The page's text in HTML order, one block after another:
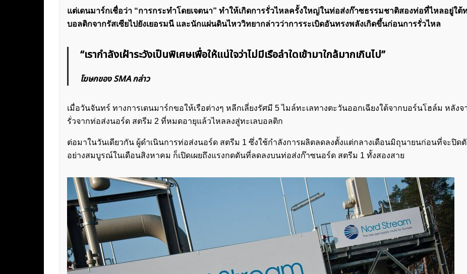
แต่เดนมาร์กเชื่อว่า “การกระทำโดยเจตนา” ทำให้เกิดการรั่วไหลครั้งใหญ่ในท่อส่งก๊าซธรรมชาติสองท่อที่ไหลอยู่ใต้
บอลติกจากรัสเซียไปยังเยอรมนี และนักแผ่นดินไหววิทยากล่าวว่าการระเบิดอันทรงพลังเกิดขึ้นก่อนการรั่วไหล
“เรากำลังเฝ้าระวังเป็นพิเศษเพื่อให้แน่ใจว่าไม่มีเรือลำใดเข้ามาใกล้มากเกินไป”
โฆษกของ SMA กล่าว
เมื่อวันจันทร์ ทางการเดนมาร์กขอให้เรือต่างๆ หลีกเลี่ยงรัศมี 5 ไมล์ทะเลทางตะวันออกเฉียงใต้จากบอร์นโฮล์ม หลังจ
รั่วจากท่อส่งนอร์ด สตรีม 2 ที่หมดอายุแล้วไหลลงสู่ทะเลบอลติก
ต่อมาในวันเดียวกัน ผู้ดำเนินการท่อส่งนอร์ด สตรีม 1 ซึ่งใช้กำลังการผลิตลดลงตั้งแต่กลางเดือนมิถุนายนก่อนที่จะปิดตั
อย่างสมบูรณ์ในเดือนสิงหาคม ก็เปิดเผยถึงแรงกดดันที่ลดลงบนท่อส่งก๊าซนอร์ด สตรีม 1 ทั้งสองสาย